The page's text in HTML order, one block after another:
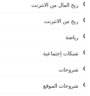
ربح المال من الانترنت
ربح من الانترنت
رياضة
شبكات إجتماعية
شروحات
شروحات الموقع